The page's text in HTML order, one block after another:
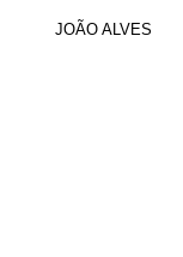
JOÃO ALVES